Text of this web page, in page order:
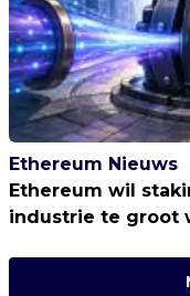
Ethereum Nieuws
Ethereum wil
industrie te groot